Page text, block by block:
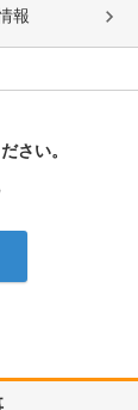
報
さい。